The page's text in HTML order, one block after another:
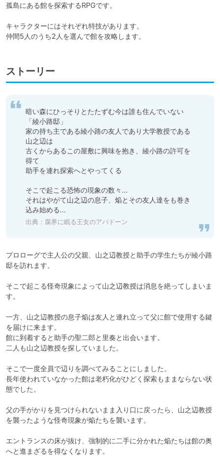
孤島にある館を探索するRPGです。
キャラクターにはそれぞれ特技があります。
仲間5人のうち2人を選んで館を攻略します。
ストーリー
暗い森にひっそりとたたずむ今は誰も住んでいない
「綾小路邸」
家の持ち主である綾小路の友人であり大学教授である
山之辺は
古くからあるこの屋敷に興味を抱き、綾小路の許可を
得て
助手を連れ探索へとやってくる
そこで起こる恐怖の現象の数々…
それはやがて山之辺の息子、焔とその友人達をも巻き
込み始める…
出典： 腐界に眠る王女のアバドーン
プロローグで主人公の父親、山之辺教授と助手の学生たちが綾小路
邸を訪れます。
そこで起こる怪奇現象によって山之辺教授は消息を絶ってしまいま
す。
一方、山之辺教授の息子焔は友人と連れ立って父に館で使用する鍵
を届けに来ます。
館に到着すると助手の聖二郎と里奏と出会います。
二人も山之辺教授を探していました。
そこで一度全員で辺りを調べてみることにしました。
長年使われていなかった館は老朽化がひどく探索もままならない状
態でした。
父の手がかりを見つけられないまま入り口に戻ったら、山之辺教授
を襲ったような怪奇現象が焔たちを襲います。
エントランスの床が抜け、強制的に二手に分かれた焔たちは館の奥
へと進まざるを得なくなります。